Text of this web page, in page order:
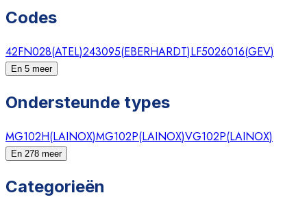
Codes
42FN028(ATEL)243095(EBERHARDT)LF5026016(GEV)
En 5 meer
Ondersteunde types
MG102H(LAINOX)MG102P(LAINOX)VG102P(LAINOX)
En 278 meer
Categorieën